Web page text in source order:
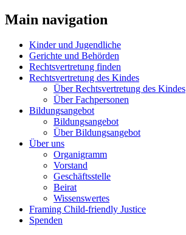
Main navigation
Kinder und Jugendliche
Gerichte und Behörden
Rechtsvertretung finden
Rechtsvertretung des Kindes
Über Rechtsvertretung des Kindes
Über Fachpersonen
Bildungsangebot
Bildungsangebot
Über Bildungsangebot
Über uns
Organigramm
Vorstand
Geschäftsstelle
Beirat
Wissenswertes
Framing Child-friendly Justice
Spenden